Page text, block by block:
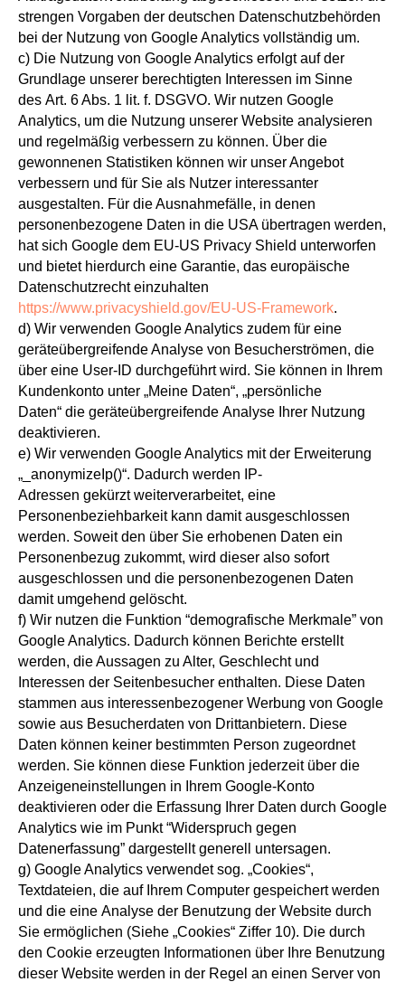
strengen Vorgaben der deutschen Datenschutzbehörden
bei der Nutzung von Google Analytics vollständig um.
c) Die Nutzung von Google Analytics erfolgt auf der
Grundlage unserer berechtigten Interessen im Sinne
des Art. 6 Abs. 1 lit. f. DSGVO. Wir nutzen Google
Analytics, um die Nutzung unserer Website analysieren
und regelmäßig verbessern zu können. Über die
gewonnenen Statistiken können wir unser Angebot
verbessern und für Sie als Nutzer interessanter
ausgestalten. Für die Ausnahmefälle, in denen
personenbezogene Daten in die USA übertragen werden,
hat sich Google dem EU-US Privacy Shield unterworfen
und bietet hierdurch eine Garantie, das europäische
Datenschutzrecht einzuhalten
https://www.privacyshield.gov/EU-US-Framework.
d) Wir verwenden Google Analytics zudem für eine
geräteübergreifende Analyse von Besucherströmen, die
über eine User-ID durchgeführt wird. Sie können in Ihrem
Kundenkonto unter „Meine Daten“, „persönliche
Daten“ die geräteübergreifende Analyse Ihrer Nutzung
deaktivieren.
e) Wir verwenden Google Analytics mit der Erweiterung
„_anonymizeIp()“. Dadurch werden IP-
Adressen gekürzt weiterverarbeitet, eine
Personenbeziehbarkeit kann damit ausgeschlossen
werden. Soweit den über Sie erhobenen Daten ein
Personenbezug zukommt, wird dieser also sofort
ausgeschlossen und die personenbezogenen Daten
damit umgehend gelöscht.
f) Wir nutzen die Funktion “demografische Merkmale” von
Google Analytics. Dadurch können Berichte erstellt
werden, die Aussagen zu Alter, Geschlecht und
Interessen der Seitenbesucher enthalten. Diese Daten
stammen aus interessenbezogener Werbung von Google
sowie aus Besucherdaten von Drittanbietern. Diese
Daten können keiner bestimmten Person zugeordnet
werden. Sie können diese Funktion jederzeit über die
Anzeigeneinstellungen in Ihrem Google-Konto
deaktivieren oder die Erfassung Ihrer Daten durch Google
Analytics wie im Punkt “Widerspruch gegen
Datenerfassung” dargestellt generell untersagen.
g) Google Analytics verwendet sog. „Cookies“,
Textdateien, die auf Ihrem Computer gespeichert werden
und die eine Analyse der Benutzung der Website durch
Sie ermöglichen (Siehe „Cookies“ Ziffer 10). Die durch
den Cookie erzeugten Informationen über Ihre Benutzung
dieser Website werden in der Regel an einen Server von